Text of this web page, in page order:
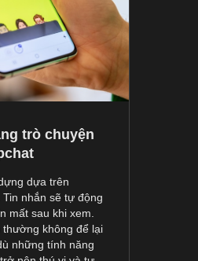
trò chuyện
dựa trên
nhắn sẽ tự động
mất sau khi xem.
thường không để lại
những tính năng